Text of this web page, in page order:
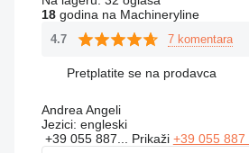
18godina na Machineryline
4.7 7 komentara
Pretplatite se na prodavca
Andrea Angeli
Jezici: engleski
+39 055 887... Prikaži +39 055 887